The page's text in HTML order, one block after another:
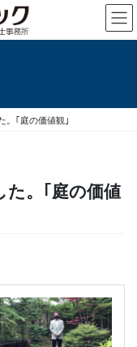
。｢庭の価値観｣